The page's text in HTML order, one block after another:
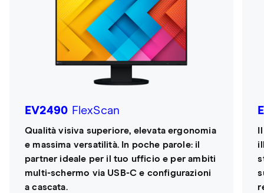
EV2490 FlexScan
Qualità visiva superiore, elevata ergonomia
e massima versatilità. In poche parole: il
partner ideale per il tuo ufficio e per ambiti
multi-schermo via USB-C e configurazioni
a cascata.